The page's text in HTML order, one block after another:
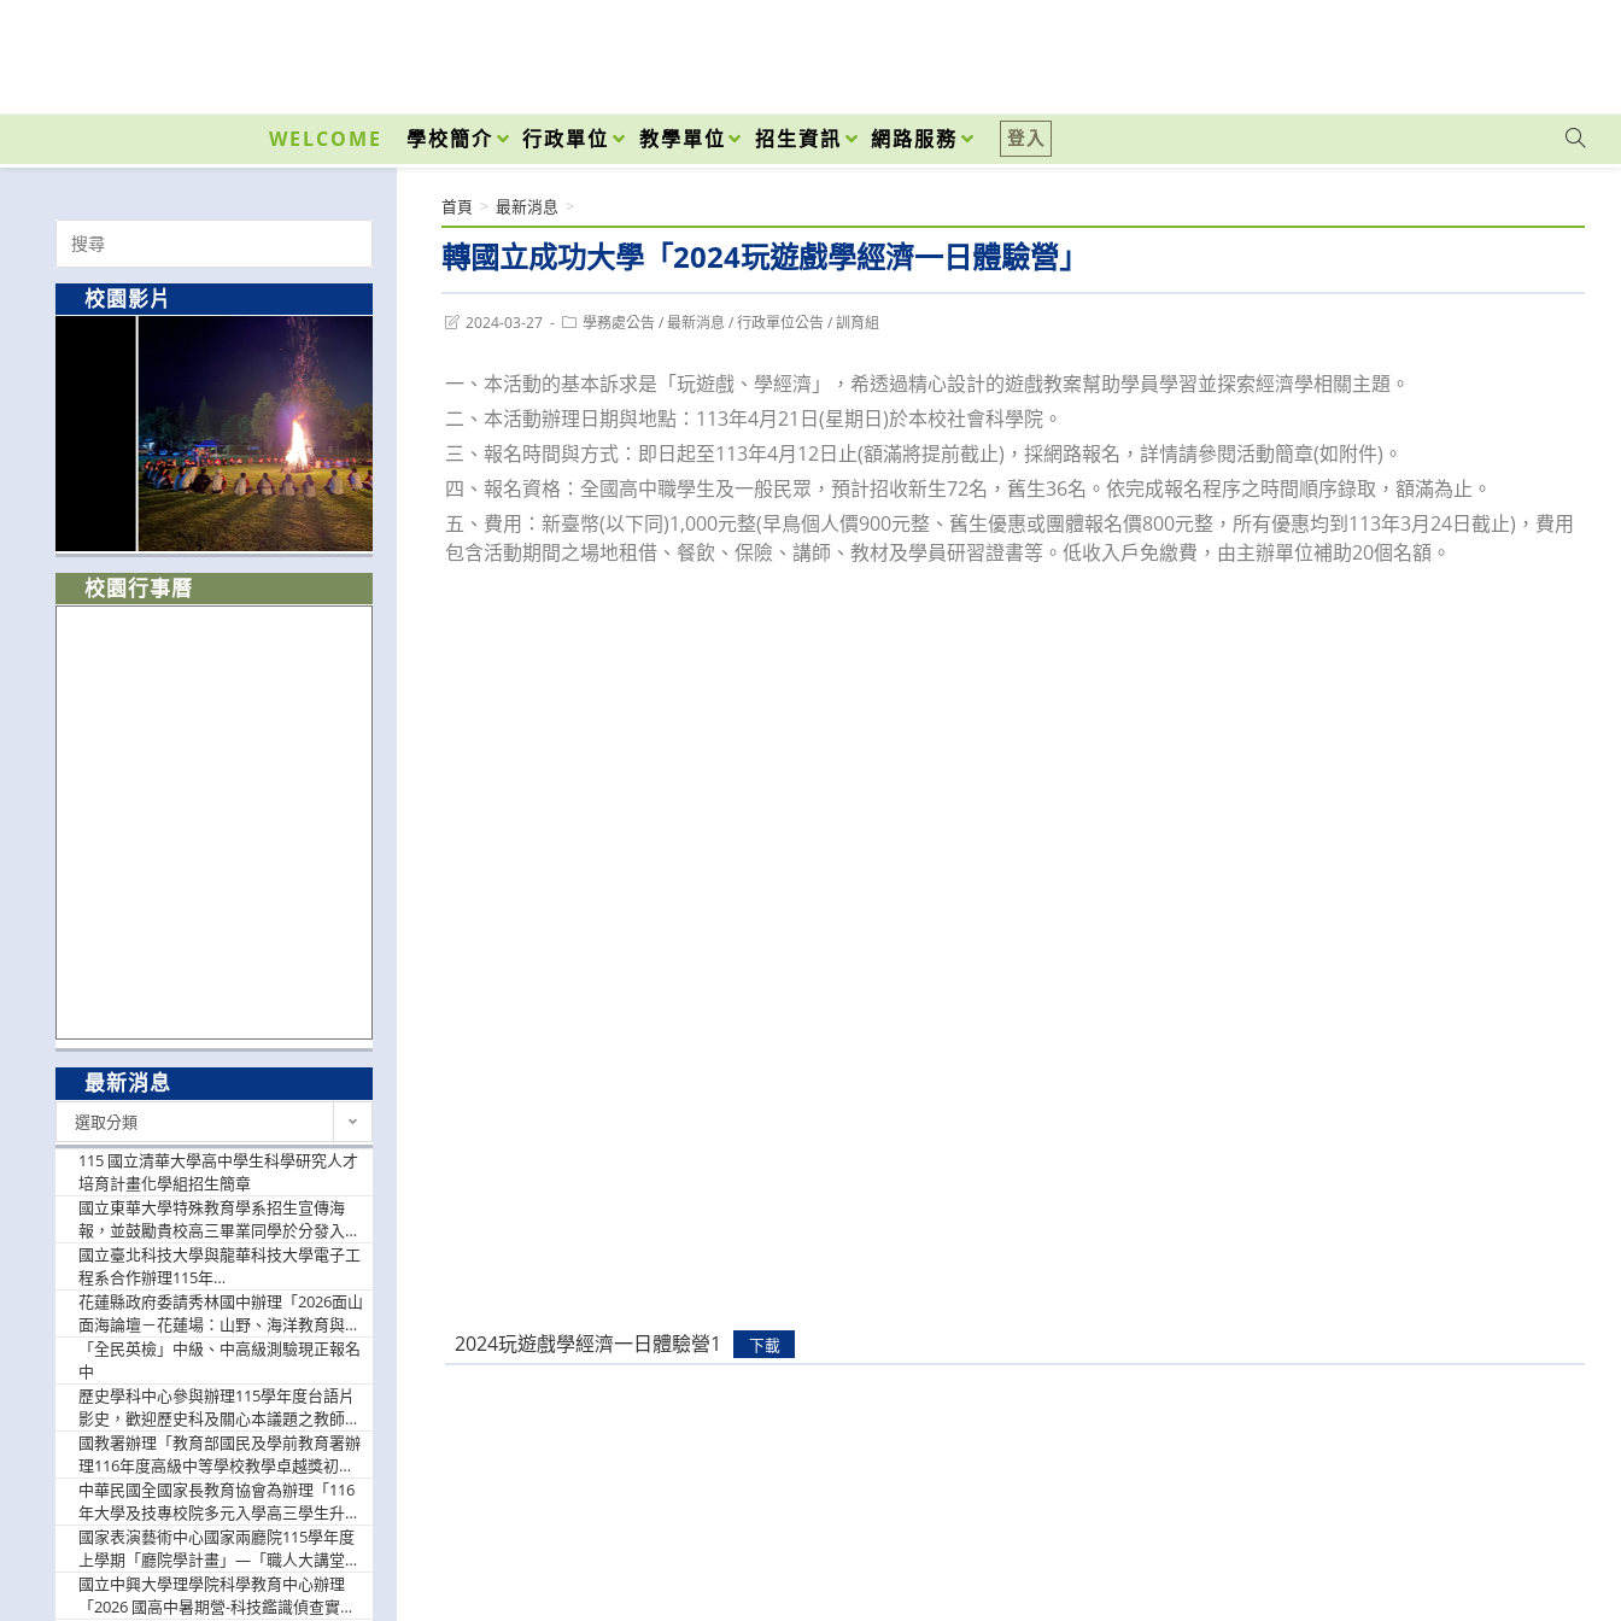
內
WELCOME 學校簡介 行政單位 教學單位 招生資訊 網路服務 登入
轉國立成功大學「2024玩遊戲學經濟一日體驗營」
首頁 > 最新消息 >
Post2024-03-27
Post學務處公告 / 最新消息 / 行政單位公告 / 訓育組
一、本活動的基本訴求是「玩遊戲、學經濟」，希透過精心設計的遊戲教案幫助學員學習並探索經濟學相關主題。
二、本活動辦理日期與地點：113年4月21日(星期日)於本校社會科學院。
三、報名時間與方式：即日起至113年4月12日止(額滿將提前截止)，採網路報名，詳情請參閱活動簡章(如附件)。
四、報名資格：全國高中職學生及一般民眾，預計招收新生72名，舊生36名。依完成報名程序之時間順序錄取，額滿為止。
五、費用：新臺幣(以下同)1,000元整(早鳥個人價900元整、舊生優惠或團體報名價800元整，所有優惠均到113年3月24日截止)，費用
包含活動期間之場地租借、餐飲、保險、講師、教材及學員研習證書等。低收入戶免繳費，由主辦單位補助20個名額。
2024玩遊戲學經濟一日體驗營1 下載
Search
for:
校園影片
校園行事曆
最新消息
選取分類
115 國立清華大學高中學生科學研究人才
培育計畫化學組招生簡章
國立東華大學特殊教育學系招生宣傳海
報，並鼓勵貴校高三畢業同學於分發入學
階段踴躍選填。
國立臺北科技大學與龍華科技大學電子工
程系合作辦理115年
「115.08.10~08.12「AI賦能應用於智慧半
導體研習營」，歡迎學生踴躍報名參加
花蓮縣政府委請秀林國中辦理「2026面山
面海論壇－花蓮場：山野、海洋教育與戶
外安全實務課程」，歡迎踴躍報名參加
「全民英檢」中級、中高級測驗現正報名
中
歷史學科中心參與辦理115學年度台語片
影史，歡迎歷史科及關心本議題之教師踴
躍報名參加
國教署辦理「教育部國民及學前教育署辦
理116年度高級中等學校教學卓越獎初選
實施計畫」，鼓勵教師踴躍報名
中華民國全國家長教育協會為辦理「116
年大學及技專校院多元入學高三學生升學
輔導家長說明會」
國家表演藝術中心國家兩廳院115學年度
上學期「廳院學計畫」—「職人大講堂」
及「一日體驗課程」，鼓勵踴躍報名參
與。
國立中興大學理學院科學教育中心辦理
「2026 國高中暑期營-科技鑑識偵查實戰